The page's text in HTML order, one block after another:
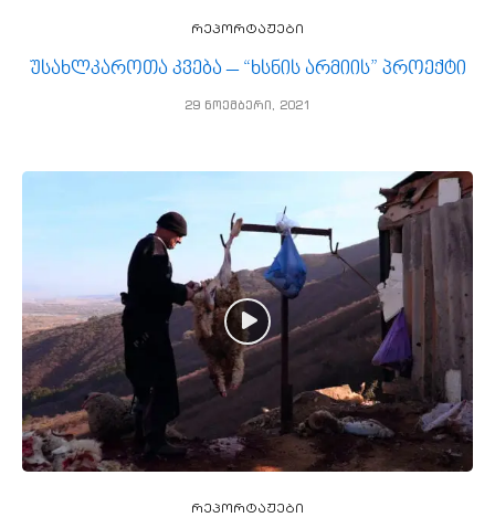
რეპორტაჟები
უსახლკაროთა კვება – “ხსნის არმიის” პროექტი
29 ნოემბერი, 2021
რეპორტაჟები